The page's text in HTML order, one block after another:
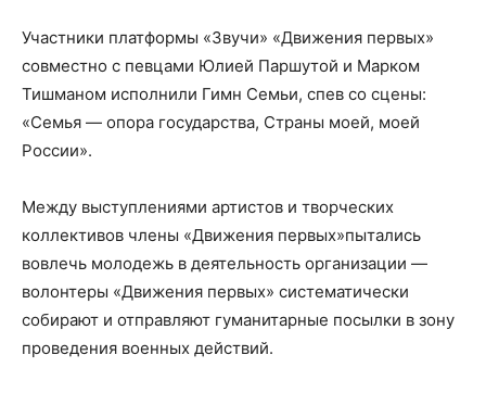
Участники платформы «Звучи» «Движения первых»
совместно с певцами Юлией Паршутой и Марком
Тишманом исполнили Гимн Семьи, спев со сцены:
«Семья — опора государства, Страны моей, моей
России».
Между выступлениями артистов и творческих
коллективов члены «Движения первых»пытались
вовлечь молодежь в деятельность организации —
волонтеры «Движения первых» систематически
собирают и отправляют гуманитарные посылки в зону
проведения военных действий.